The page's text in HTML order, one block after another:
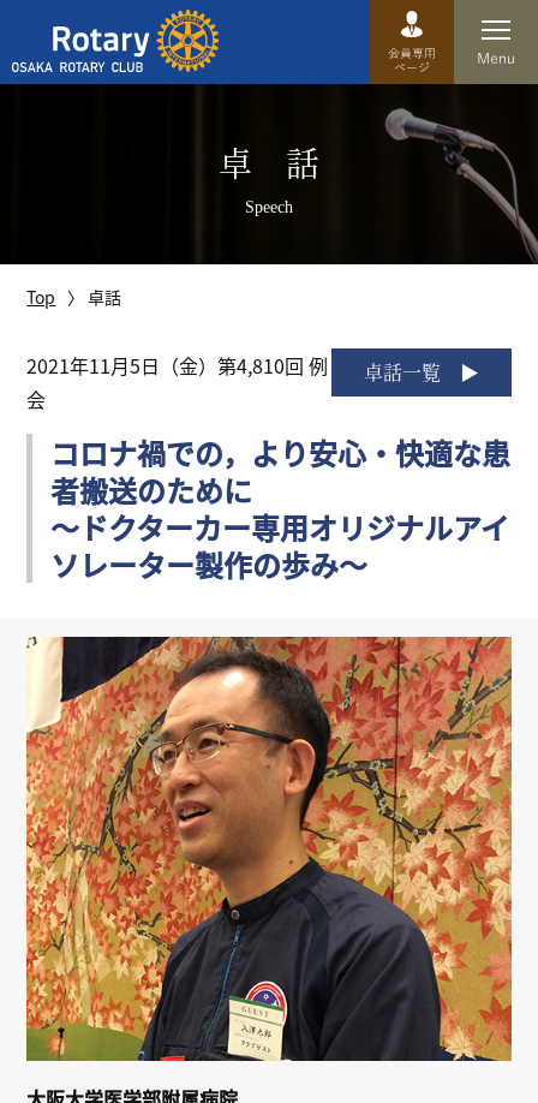
運営方針
歴史
特徴
理事・役員・委員会
リンク
会員専用ページ
English
卓 話
Speech
Top 卓話
卓話一覧
2021年11月5日（金）第4,810回 例
会
コロナ禍での，より安心・快適な患
者搬送のために
～ドクターカー専用オリジナルアイ
ソレーター製作の歩み～